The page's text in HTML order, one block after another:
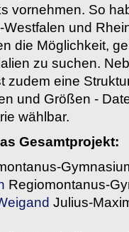
vornehmen. So
und
die Möglichkeit,
zu suchen.
zudem eine
und Größen -
wählbar.
Gesamtprojekt:
Regiomontanus-
Julius-